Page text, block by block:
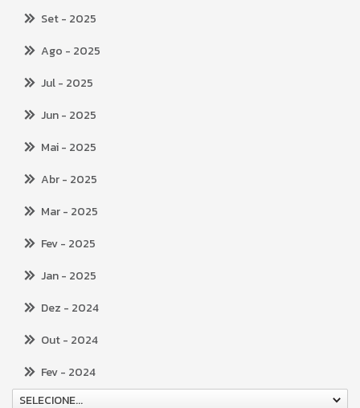
Set- 2025
Ago - 2025
Jul- 2025
Jun- 2025
Mai- 2025
Abr- 2025
Mar- 2025
Fev- 2025
Jan- 2025
Dez - 2024
Out- 2024
Fev- 2024
SELECIONE...